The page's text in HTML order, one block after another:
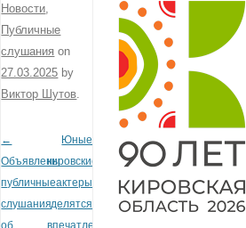
Новости
Публичные
слушания on
27.03.2025 by
Виктор Шутов
Post navigation
←
Объявлены
публичные
слушания
Юные
кировские
актеры
делятся